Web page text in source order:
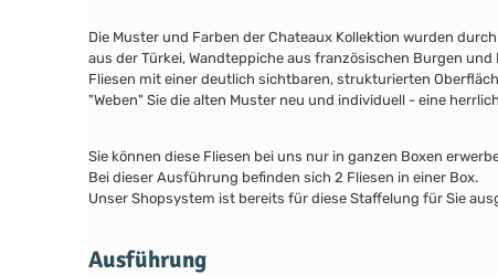
Die Muster und Farben der Chateaux Kollektion wurden
aus der Türkei, Wandteppiche aus französischen Burgen
Fliesen mit einer deutlich sichtbaren, strukturierten
"Weben" Sie die alten Muster neu und individuell - eine
Sie können diese Fliesen bei uns nur in ganzen Boxen
Bei dieser Ausführung befinden sich 2 Fliesen in einer Box.
Unser Shopsystem ist bereits für diese Staffelung für Sie
Ausführung